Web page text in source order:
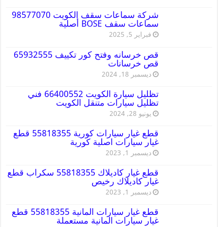
شركة سماعات سقف الكويت 98577070
سماعات سقف BOSE أصلية
فبراير 5, 2025
قص خرسانه وفتح كور تكييف 65932555
قص خرسانات
ديسمبر 18, 2024
تظليل سيارة الكويت 66400552 فني
تظليل سيارات متنقل الكويت
يونيو 28, 2024
قطع غيار سيارات كورية 55818355 قطع
غيار سيارات اصلية كورية
ديسمبر 1, 2023
قطع غيار كاديلاك 55818355 سكراب قطع
غيار كاديلاك رخيص
ديسمبر 1, 2023
قطع غيار سيارات المانية 55818355 قطع
غيار سيارات المانية مستعملة